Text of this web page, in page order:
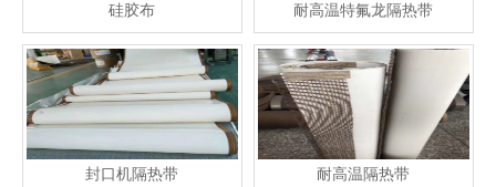
硅胶布 耐高温特氟龙隔热带
封口机隔热带 耐高温隔热带